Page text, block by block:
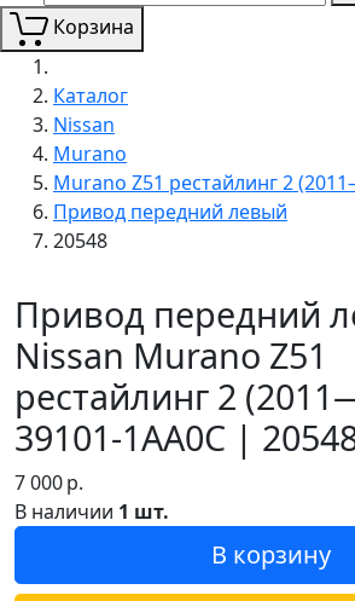
Корзина
Каталог
Nissan
Murano
Murano Z51 рестайлинг 2
Привод передний левый
20548
Привод передний
Nissan Murano Z51
рестайлинг 2
39101-1AA0C |
7 000р.
В наличии 1 шт.
В корзину